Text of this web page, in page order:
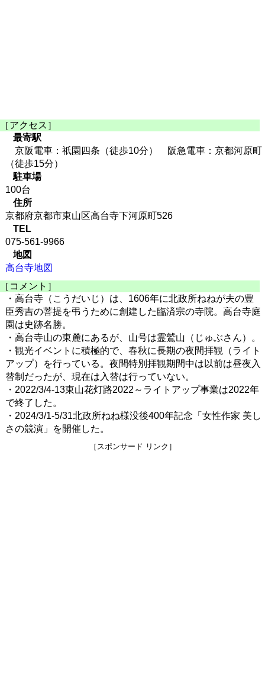
［アクセス］
最寄駅
京阪電車：祇園四条（徒歩10分） 阪急電車：京都河原町
（徒歩15分）
駐車場
100台
住所
京都府京都市東山区高台寺下河原町526
TEL
075-561-9966
地図
高台寺地図
［コメント］
・高台寺（こうだいじ）は、1606年に北政所ねねが夫の豊
臣秀吉の菩提を弔うために創建した臨済宗の寺院。高台寺庭
園は史跡名勝。
・高台寺山の東麓にあるが、山号は霊鷲山（じゅぶさん）。
・観光イベントに積極的で、春秋に長期の夜間拝観（ライト
アップ）を行っている。夜間特別拝観期間中は以前は昼夜入
替制だったが、現在は入替は行っていない。
・2022/3/4-13東山花灯路2022～ライトアップ事業は2022年
で終了した。
・2024/3/1-5/31北政所ねね様没後400年記念「女性作家 美し
さの競演」を開催した。
［スポンサード リンク］